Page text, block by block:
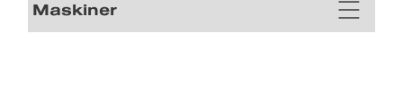
Maskiner